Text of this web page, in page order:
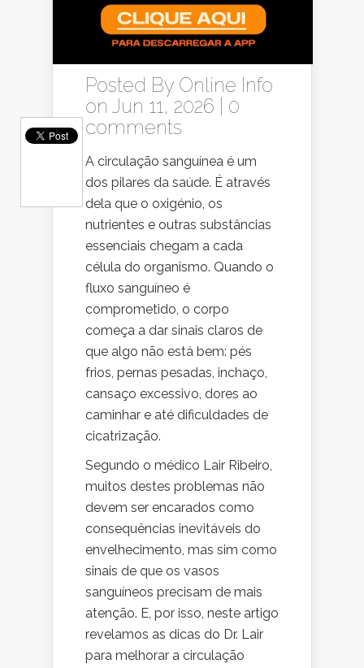
Posted By Online Info
on Jun 11, 2026 | 0
comments
A circulação sanguínea é um
dos pilares da saúde. É através
dela que o oxigénio, os
nutrientes e outras substâncias
essenciais chegam a cada
célula do organismo. Quando o
fluxo sanguíneo é
comprometido, o corpo
começa a dar sinais claros de
que algo não está bem: pés
frios, pernas pesadas, inchaço,
cansaço excessivo, dores ao
caminhar e até dificuldades de
cicatrização.
Segundo o médico Lair Ribeiro,
muitos destes problemas não
devem ser encarados como
consequências inevitáveis do
envelhecimento, mas sim como
sinais de que os vasos
sanguíneos precisam de mais
atenção. E, por isso, neste artigo
revelamos as dicas do Dr. Lair
para melhorar a circulação